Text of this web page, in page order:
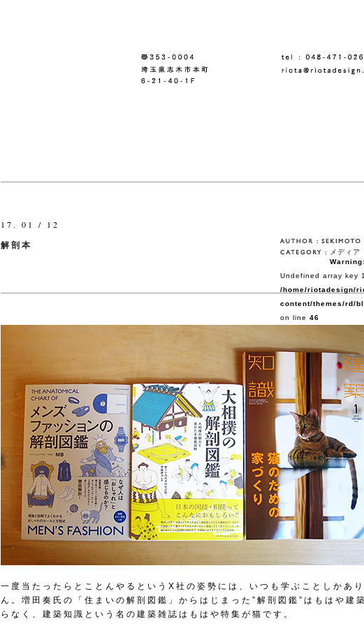
17. 01 / 12
解剖本
メディア
Warning:
Undefined array key
/home/riotadesign/
content/themes/rd/
on line 46
一度当たったらとことんやるというX社の姿勢には、いつも学ぶことしかあ
ん。増田奏氏の「住まいの解剖図鑑」からはじまった”解剖図鑑”はもはや建
らなく、建築知識という名の建築雑誌はもはや特集が猫です。